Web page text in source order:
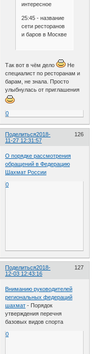
интересное
25:45 - название
сети ресторанов
и баров в Москве
Так вот в чём дело
Не
специалист по ресторанам и
барам, не знала. Просто
улыбнулась от приглашения
0
Поделиться 126
2018-
11-27 12:31:57
О порядке рассмотрения
обращений в Федерацию
Шахмат России
0
Поделиться 127
2018-
12-03 12:43:16
Вниманию руководителей
региональных федераций
шахмат - Порядок
утверждения перечня
базовых видов спорта
0